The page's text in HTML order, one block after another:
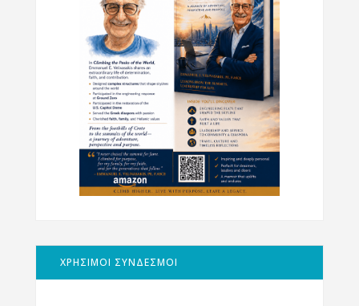
ΧΡΗΣΙΜΟΙ ΣΥΝΔΕΣΜΟΙ